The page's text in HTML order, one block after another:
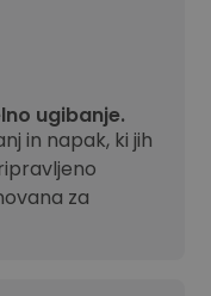
ugibanje.
in napak, ki jih
za